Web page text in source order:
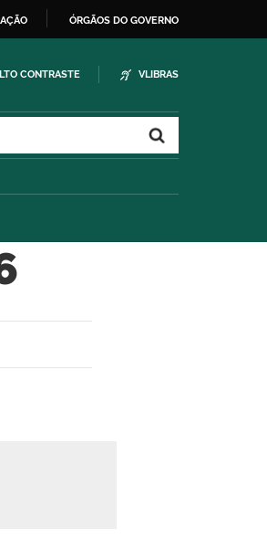
ÓRGÃOS DO GOVERNO
CONTRASTE VLIBRAS